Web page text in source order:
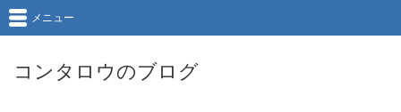
コンタロウのブログ
メニュー